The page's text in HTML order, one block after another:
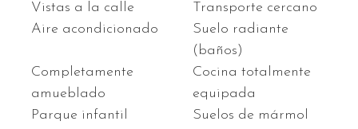
Vistas a la calle
Transporte cercano
Aire acondicionado
Suelo radiante
(baños)
Completamente
amueblado
Cocina totalmente
equipada
Parque infantil
Suelos de mármol